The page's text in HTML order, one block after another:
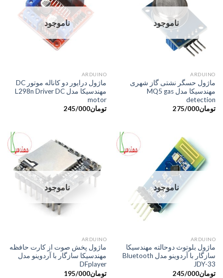
ناموجود
ماژول حسگر نشتی گاز شهری
مهندسیکا مدل MQ5 gas
detection
تومان275/000
ناموجود
ARDUINO
ماژول درایور دو کاناله موتور DC
مهندسیکا مدل L298n Driver DC
motor
تومان245/000
ناموجود
ARDUINO
ماژول بلوتوث دوحالته مهندسیکا
سازگار با آردوینو مدل Bluetooth
JDY-33
تومان245/000
ناموجود
ARDUINO
ماژول پخش صوت از کارت حافظه
مهندسیکا سازگار با آردوینو مدل
DFplayer
تومان195/000